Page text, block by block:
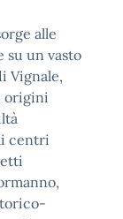
alle
su un vasto
Vignale,
origini
centri